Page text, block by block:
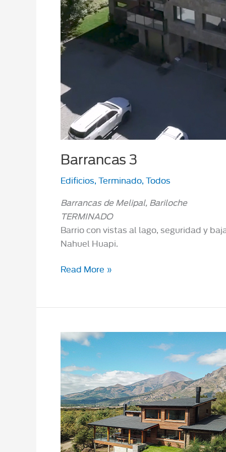
Barrancas 3
Edificios, Terminado, Todos
Barrancas de Melipal, Bariloche
TERMINADO
Barrio con vistas al lago, seguridad y
Nahuel Huapi.
Barrancas
Read More »